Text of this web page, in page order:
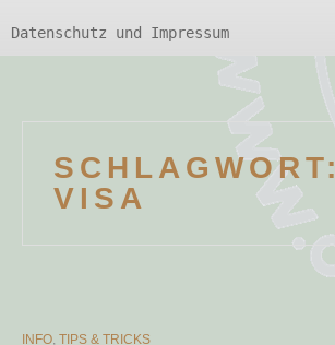
Datenschutz und Impressum
SCHLAGWORT:
VISA
CATEGORIES
INFO, TIPS & TRICKS